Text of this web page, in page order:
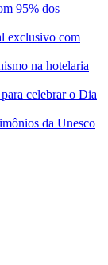
95% dos
exclusivo com
na hotelaria
celebrar o Dia
da Unesco